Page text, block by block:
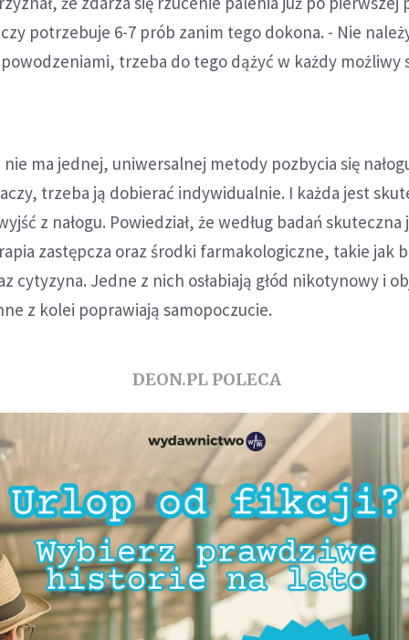
potrzebuje 6-7 prób zanim tego dokona. - Nie
trzeba do tego dążyć w każdy możliwy
ma jednej, uniwersalnej metody pozbycia się
trzeba ją dobierać indywidualnie. I każda jest
z nałogu. Powiedział, że według badań skuteczna
zastępcza oraz środki farmakologiczne, takie jak
cytyzyna. Jedne z nich osłabiają głód nikotynowy i
z kolei poprawiają samopoczucie.
DEON.PL POLECA